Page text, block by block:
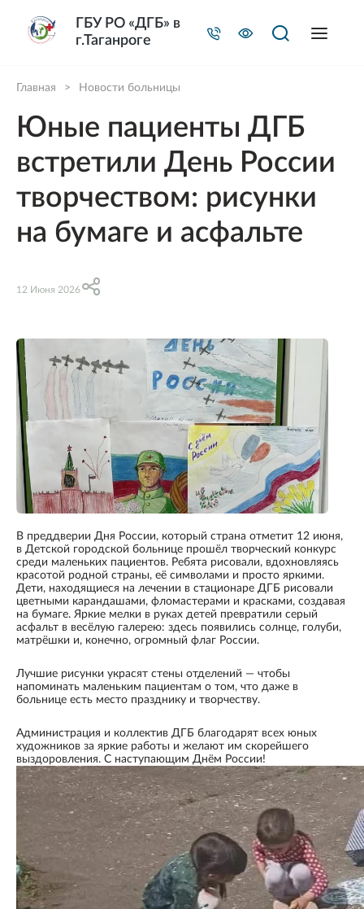
Главная > Новости больницы
Юные пациенты ДГБ
встретили День России
творчеством: рисунки
на бумаге и асфальте
12 Июня 2026
В преддверии Дня России, который страна отметит 12 июня,
в Детской городской больнице прошёл творческий конкурс
среди маленьких пациентов. Ребята рисовали, вдохновляясь
красотой родной страны, её символами и просто яркими.
Дети, находящиеся на лечении в стационаре ДГБ рисовали
цветными карандашами, фломастерами и красками, создавая
на бумаге. Яркие мелки в руках детей превратили серый
асфальт в весёлую галерею: здесь появились солнце, голуби,
матрёшки и, конечно, огромный флаг России.
Лучшие рисунки украсят стены отделений — чтобы
напоминать маленьким пациентам о том, что даже в
больнице есть место празднику и творчеству.
Администрация и коллектив ДГБ благодарят всех юных
художников за яркие работы и желают им скорейшего
выздоровления. С наступающим Днём России!
ГБУ РО «ДГБ» в
г.Таганроге